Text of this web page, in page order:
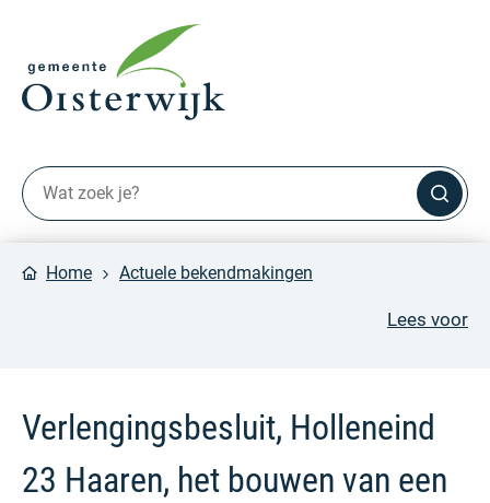
Home Actuele bekendmakingen
Lees voor
Verlengingsbesluit, Holleneind
23 Haaren, het bouwen van een